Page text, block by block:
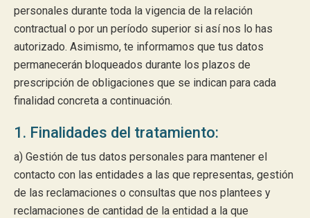
personales durante toda la vigencia de la relación
contractual o por un período superior si así nos lo has
autorizado. Asimismo, te informamos que tus datos
permanecerán bloqueados durante los plazos de
prescripción de obligaciones que se indican para cada
finalidad concreta a continuación.
1. Finalidades del tratamiento:
a) Gestión de tus datos personales para mantener el
contacto con las entidades a las que representas, gestión
de las reclamaciones o consultas que nos plantees y
reclamaciones de cantidad de la entidad a la que